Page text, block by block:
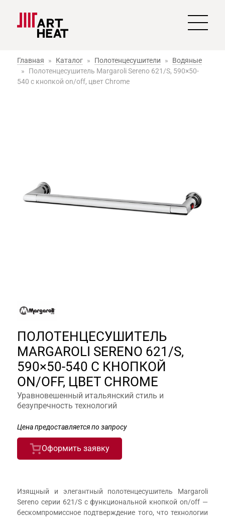
Главная » Каталог » Полотенцесушители »
Водяные
»
Полотенцесушитель Margaroli Sereno 621/S, 590×50-
540 с кнопкой on/off, цвет Chrome
ПОЛОТЕНЦЕСУШИТЕЛЬ
MARGAROLI SERENO 621/S,
590×50-540 С КНОПКОЙ
ON/OFF, ЦВЕТ CHROME
Уравновешенный итальянский стиль и
безупречность технологий
Цена предоставляется по запросу
Оформить заявку
Изящный и элегантный полотенцесушитель Margaroli
Sereno серии 621/S с функциональной кнопкой on/off —
бескомпромиссное подтверждение того, что технологии